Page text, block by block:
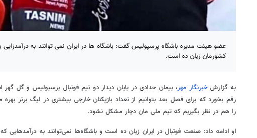
عضو هیئت مدیره باشگاه پرسپولیس گفت: باشگاه ها در ایران نمی توانند به
کشورمان زیان ده است.
به گزارشخبرنگار مهر، پیمان حدادی در پایان دیدار دو تیم فوتبال پرسپولیس و گل گهر
رقم بخورد که برای فصل بعد بتوانیم از تعداد بازیکنان خارجی بیشتری در لیگ برتر
را هم در نظر بگیریم که تیم ملی مان دچار مشکل نشود.
او ادامه داد: صنعت فوتبال در ایران زیان ده است و باشگاه‌ها نمی‌توانند به